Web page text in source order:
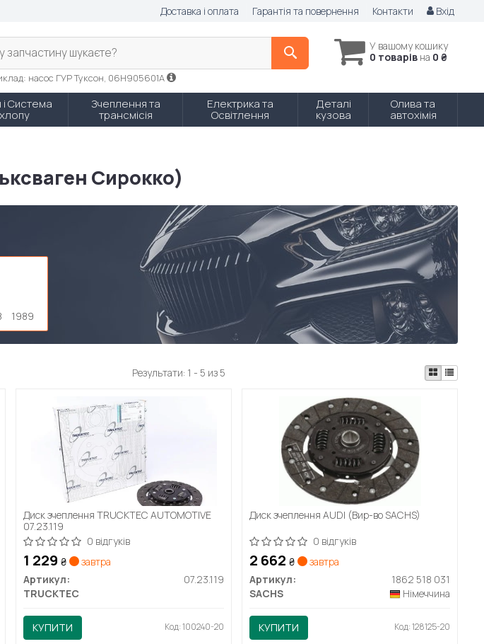
Доставка і оплата Гарантія та повернення Контакти Вхід
У вашому кошику
0 товарів на 0 ₴
запчастину шукаєте?
насос ГУР Туксон, 06H905601A
Система Зчеплення та
трансмісія
Електрика та
Освітлення
Деталі
кузова
Олива та
автохімія
Сирокко)
1989
Результати: 1 - 5 из 5
Диск зчеплення TRUCKTEC AUTOMOTIVE
07.23.119
0 відгуків
1 229₴
завтра
Артикул:
07.23.119
TRUCKTEC
КУПИТИ Код: 100240-20
Диск зчеплення AUDI (Вир-во SACHS)
0 відгуків
2 662₴
завтра
Артикул:
1862 518 031
SACHS
Німеччина
КУПИТИ Код: 128125-20